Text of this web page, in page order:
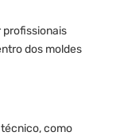
profissionais
dos moldes
como